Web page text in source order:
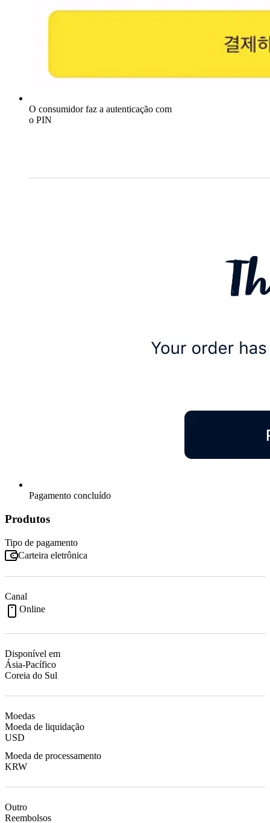
O consumidor faz a autenticação com
o PIN
Pagamento concluído
Produtos
Tipo de pagamento
Carteira eletrônica
Canal
Online
Disponível em
Ásia-Pacífico
Coreia do Sul
Moedas
Moeda de liquidação
USD
Moeda de processamento
KRW
Outro
Reembolsos